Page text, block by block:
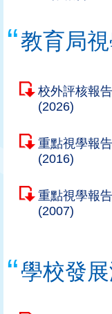
教育局
校外評核報告
(2026)
重點視學報告
(2016)
重點視學報告
(2007)
學校發